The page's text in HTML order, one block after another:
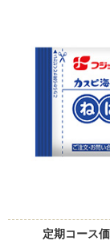
定期コース